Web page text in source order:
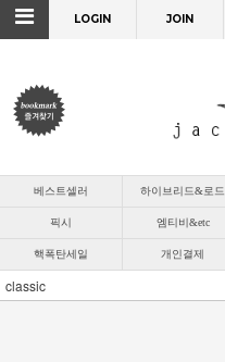
LOGIN JOIN
베스트셀러 하이브리드&로드
픽시 엠티비&etc
핵폭탄세일 개인결제
classic